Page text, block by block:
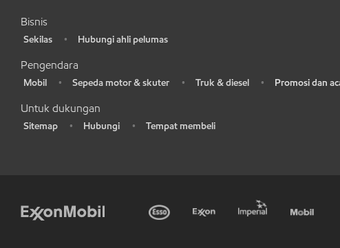
Bisnis
Sekilas • Hubungi ahli pelumas
Pengendara
Mobil • Sepeda motor & skuter • Truk & diesel • Promosi dan
Untuk dukungan
Sitemap • Hubungi • Tempat membeli